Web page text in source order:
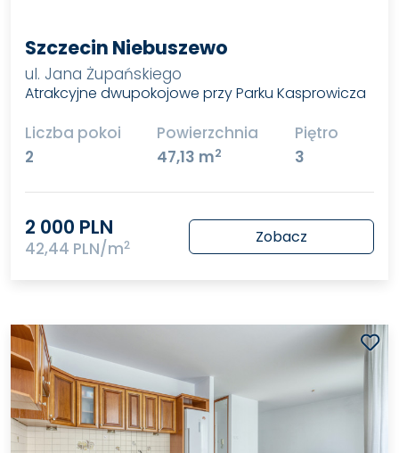
Szczecin Niebuszewo
ul. Jana Żupańskiego
Atrakcyjne dwupokojowe przy Parku Kasprowicza
Liczba pokoi
2
Powierzchnia
47,13 m2
Piętro
3
2 000 PLN
42,44 PLN/m2 Zobacz